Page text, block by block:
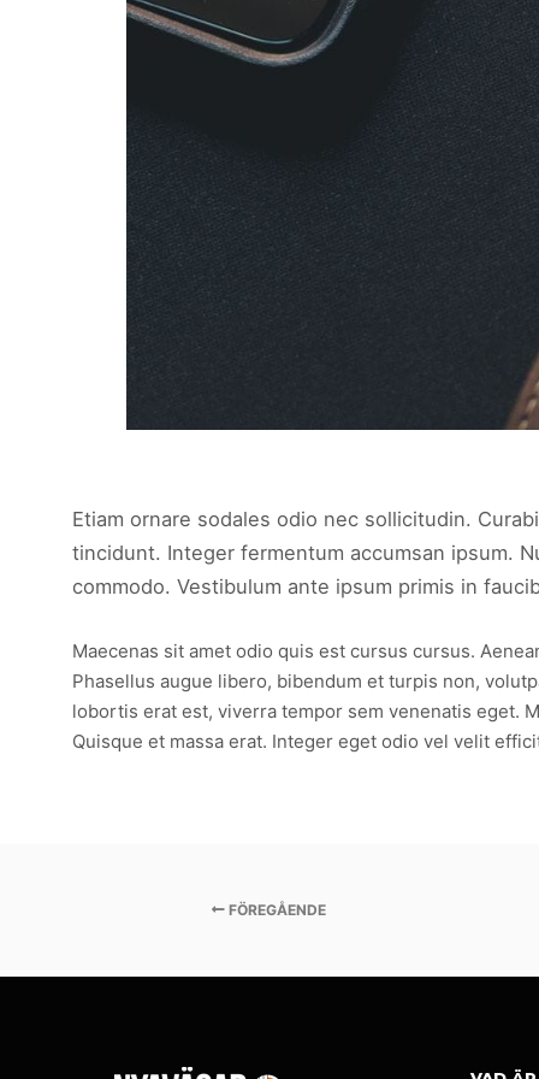
Etiam ornare sodales odio nec sollicitudin.
tincidunt. Integer fermentum accumsan ipsum.
commodo. Vestibulum ante ipsum primis in
Maecenas sit amet odio quis est cursus cursus.
Phasellus augue libero, bibendum et turpis non,
lobortis erat est, viverra tempor sem venenatis eget.
Quisque et massa erat. Integer eget odio vel velit
FÖREGÅENDE